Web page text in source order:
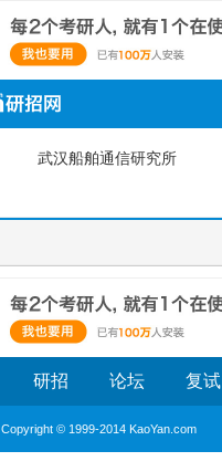
研招 论坛 复试
Copyright © 1999-2014 KaoYan.com